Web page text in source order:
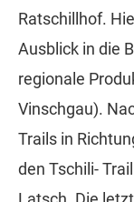
Ratschillhof.
Ausblick in die
regionale
Vinschgau).
Trails in
den Tschili-